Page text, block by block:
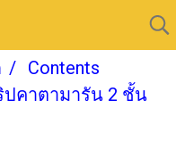
Contents
ปคาตามารัน 2 ชั้น